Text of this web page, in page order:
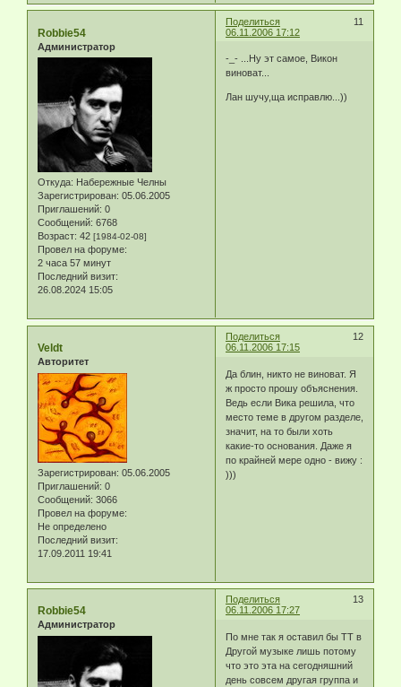
Поделиться
11
06.11.2006 17:12
Robbie54
Администратор
Откуда: Набережные Челны
Зарегистрирован: 05.06.2005
Приглашений: 0
Сообщений: 6768
Возраст: 42 [1984-02-08]
Провел на форуме:
2 часа 57 минут
Последний визит:
26.08.2024 15:05
-_- ...Ну эт самое, Викон
виноват...
Лан шучу,ща исправлю...))
Поделиться
12
06.11.2006 17:15
Veldt
Авторитет
Зарегистрирован: 05.06.2005
Приглашений: 0
Сообщений: 3066
Провел на форуме:
Не определено
Последний визит:
17.09.2011 19:41
Да блин, никто не виноват. Я
ж просто прошу объяснения.
Ведь если Вика решила, что
место теме в другом разделе,
значит, на то были хоть
какие-то основания. Даже я
по крайней мере одно - вижу :
)))
Поделиться
13
06.11.2006 17:27
Robbie54
Администратор
По мне так я оставил бы ТТ в
Другой музыке лишь потому
что это эта на сегодняшний
день совсем другая группа и